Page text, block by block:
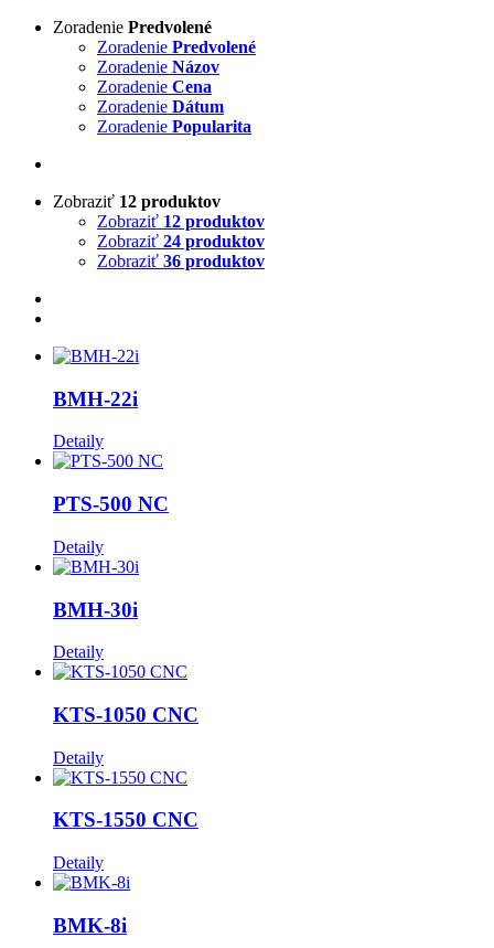
Zoradenie Predvolené
Zoradenie Predvolené
Zoradenie Názov
Zoradenie Cena
Zoradenie Dátum
Zoradenie Popularita
Zobraziť 12 produktov
Zobraziť 12 produktov
Zobraziť 24 produktov
Zobraziť 36 produktov
BMH-22i
Detaily
PTS-500 NC
Detaily
BMH-30i
Detaily
KTS-1050 CNC
Detaily
KTS-1550 CNC
Detaily
BMK-8i